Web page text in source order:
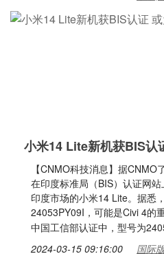
小米14 Lite新机获BIS认
【CNMO科技消息】据
在印度标准局（BIS）认证网
印度市场的小米14 Lite。据悉
24053PY09I，可能是Civi 4的
中国工信部认证中，型号为
2024-03-15 09:16:00 国际